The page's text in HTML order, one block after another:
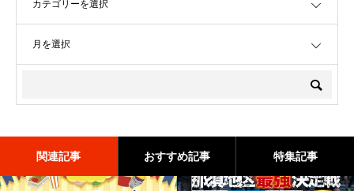
関連記事 おすすめ記事 特集記事